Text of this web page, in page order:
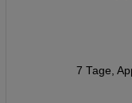
7 Tage,